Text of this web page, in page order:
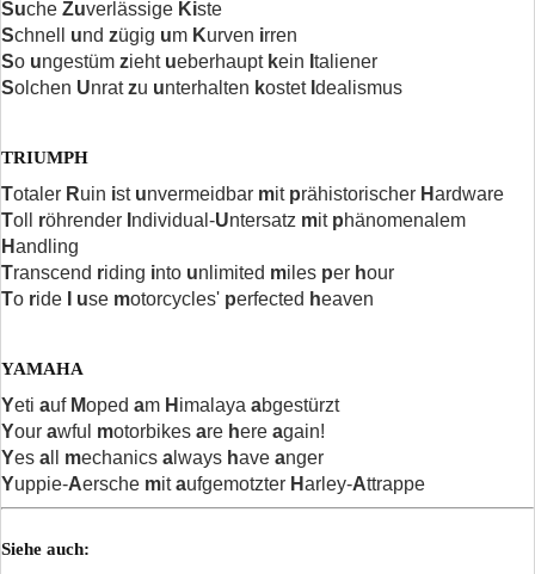
Suche Zuverlässige Kiste
Schnell und zügig um Kurven irren
So ungestüm zieht ueberhaupt kein taliener
Solchen Unratzu unterhalten kostet dealismus
TRIUMPH
Totaler Ruin ist unvermeidbar mit prähistorischer Hardware
Toll röhrender ndividual-Untersatz mit phänomenalem
Handling
Transcend riding into unlimited miles per hour
To ride use motorcycles' perfected heaven
YAMAHA
Yeti auf Moped am H imalaya abgestürzt
Your awful motorbikes are here again!
Yes a mechanics a lways have anger
Yuppie-Aersche mitaufgemotzter Harley-Attrappe
Siehe auch: